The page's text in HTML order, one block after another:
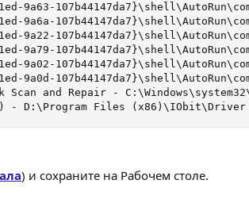
9a63-
9a6a-
9a22-
9a79-
9a02-
9a0d-
Scan and Repair -
- D:\Program Files
) и сохраните на Рабочем столе.